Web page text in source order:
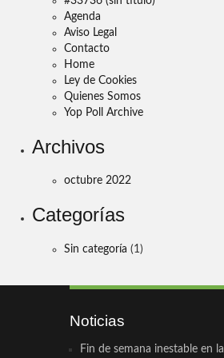
Agenda
Aviso Legal
Contacto
Home
Ley de Cookies
Quienes Somos
Yop Poll Archive
Archivos
octubre 2022
Categorías
Sin categoría (1)
Noticias
Fin de semana inestable en la